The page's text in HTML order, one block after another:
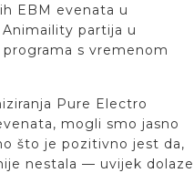
EBM evenata u
Animaility partija u
s vremenom
Pure Electro
mogli smo jasno
što je pozitivno jest da,
nestala — uvijek dolaze